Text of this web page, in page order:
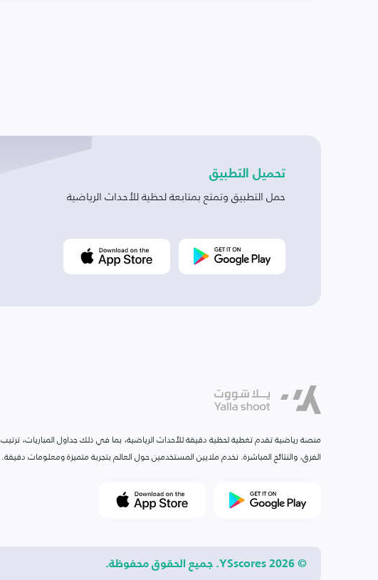
تحميل التطبيق
حمل التطبيق وتمتع بمتابعة لحظية للأحداث الرياضية
منصة رياضية تقدم تغطية لحظية دقيقة للأحداث الرياضية، بما في ذلك جداول المباريات، ترتيب
الفرق، والنتائج المباشرة. نخدم ملايين المستخدمين حول العالم بتجربة متميزة ومعلومات دقيقة.
© 2026 YSscores. جميع الحقوق محفوظة.